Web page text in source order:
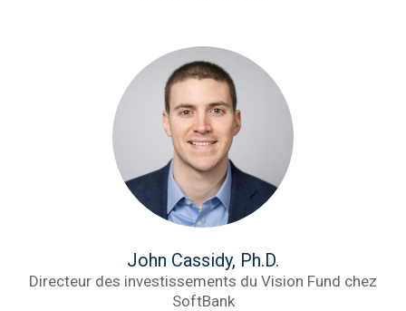
John Cassidy, Ph.D.
Directeur des investissements du Vision Fund chez
SoftBank